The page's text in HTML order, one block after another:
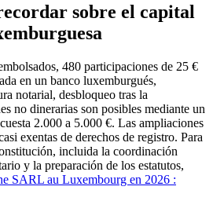
sobre el capital
480 participaciones de 25 €
en un banco luxemburgués,
notarial, desbloqueo tras la
no dinerarias son posibles mediante un
2.000 a 5.000 €. Las ampliaciones
exentas de derechos de registro. Para
incluida la coordinación
y la preparación de los estatutos,
SARL au Luxembourg en 2026 :